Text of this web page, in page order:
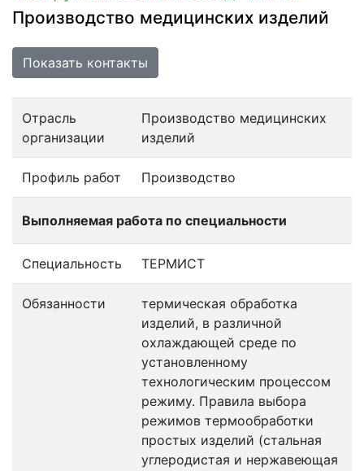
Производство медицинских изделий
Показать контакты
Отрасль
организации
Производство медицинских
изделий
Профиль работ Производство
Выполняемая работа по специальности
Специальность ТЕРМИСТ
Обязанности
термическая обработка
изделий, в различной
охлаждающей среде по
установленному
технологическим процессом
режиму. Правила выбора
режимов термообработки
простых изделий (стальная
углеродистая и нержавеющая